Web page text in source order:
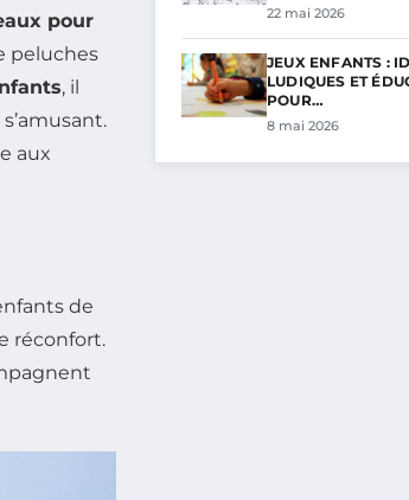
pour
peluches
, il
aux
de
réconfort.
22 mai 2026
JEUX ENFANTS :
LUDIQUES ET
POUR…
8 mai 2026